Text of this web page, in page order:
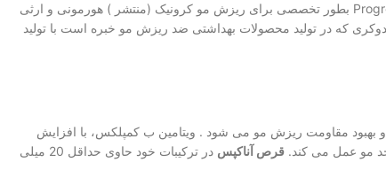
مدل Progressiv بطور تخصصی برای ریزش مو کرونیک (منتشر ) هورمونی و ارثی
که در تولید محصولات بهداشتی ضد ریزش مو خبره است با تولید
بهبود مقاومت ریزش مو می شود . ویتامین ب کمپلکس، با افزایش
مو عمل می کند. قرص آناکپس
در ترکیبات خود حاوی حداقل 20 میلی